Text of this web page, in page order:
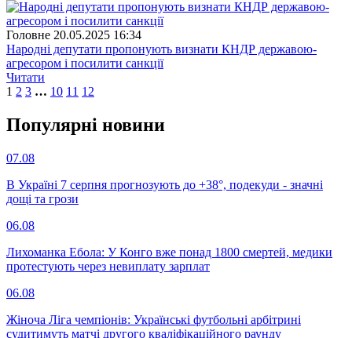
Головне 20.05.2025 16:34
Народні депутати пропонують визнати КНДР державою-
агресором і посилити санкції
Читати
1 2 3 … 10 11 12
Популярнi новини
07.08
В Україні 7 серпня прогнозують до +38°, подекуди - значні
дощі та грози
06.08
Лихоманка Ебола: У Конго вже понад 1800 смертей, медики
протестують через невиплату зарплат
06.08
Жіноча Ліга чемпіонів: Українські футбольні арбітрині
судитимуть матчі другого кваліфікаційного раунду